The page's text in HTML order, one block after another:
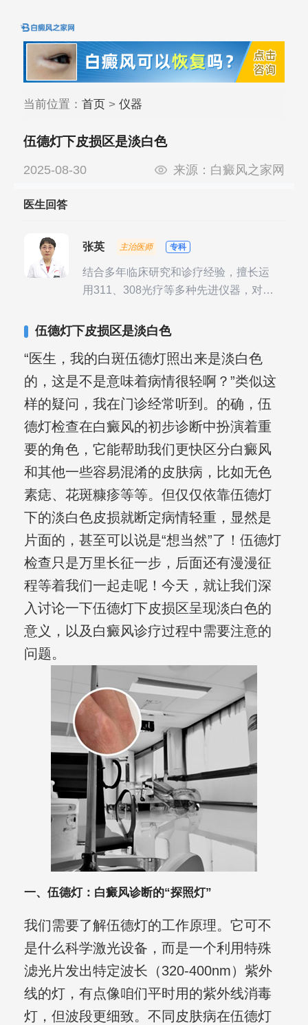
当前位置： 首页> 仪器
伍德灯下皮损区是淡白色
2025-08-30 来源： 白癜风之家网
医生回答
张英 主治医师 专科
结合多年临床研究和诊疗经验，擅长运
用311、308光疗等多种先进仪器，对不
其对女性银屑病、顽固性银屑病、全身
验。
伍德灯下皮损区是淡白色
“医生，我的白斑伍德灯照出来是淡白色
的，这是不是意味着病情很轻啊？”类似这
样的疑问，我在门诊经常听到。的确，伍
德灯检查在白癜风的初步诊断中扮演着重
要的角色，它能帮助我们更快区分白癜风
和其他一些容易混淆的皮肤病，比如无色
素痣、花斑糠疹等等。但仅仅依靠伍德灯
下的淡白色皮损就断定病情轻重，显然是
片面的，甚至可以说是“想当然”了！伍德灯
检查只是万里长征一步，后面还有漫漫征
程等着我们一起走呢！今天，就让我们深
入讨论一下伍德灯下皮损区呈现淡白色的
意义，以及白癜风诊疗过程中需要注意的
问题。
一、伍德灯：白癜风诊断的“探照灯”
我们需要了解伍德灯的工作原理。它可不
是什么科学激光设备，而是一个利用特殊
滤光片发出特定波长（320-400nm）紫外
线的灯，有点像咱们平时用的紫外线消毒
灯，但波段更细致。不同皮肤病在伍德灯